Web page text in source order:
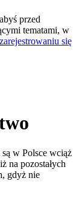
przed
tematami, w
zarejestrowaniu się
w Polsce wciąż
na pozostałych
gdyż nie